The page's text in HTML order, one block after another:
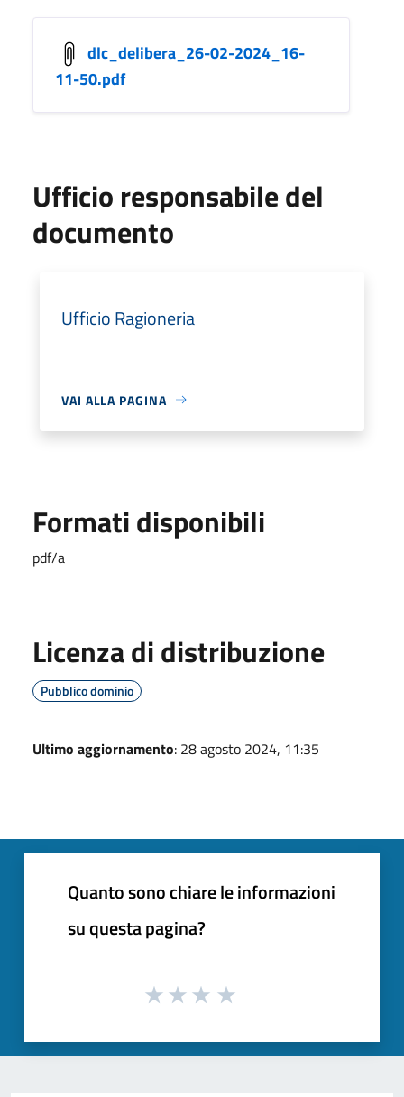
dlc_delibera_26-02-2024_16-
11-50.pdf
Ufficio responsabile del
documento
Ufficio Ragioneria
VAI ALLA PAGINA
Formati disponibili
pdf/a
Licenza di distribuzione
Pubblico dominio
Ultimo aggiornamento: 28 agosto 2024, 11:35
Quanto sono chiare le informazioni
su questa pagina?